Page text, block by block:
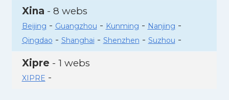
Xina - 8 webs
Beijing - Guangzhou - Kunming - Nanjing -
Qingdao - Shanghai - Shenzhen - Suzhou -
Xipre - 1 webs
XIPRE -